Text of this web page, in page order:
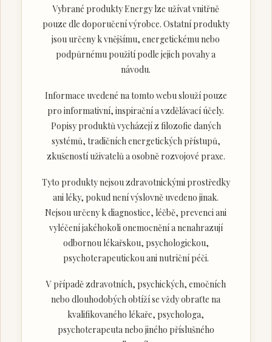
Vybrané produkty Energy lze užívat vnitřně
pouze dle doporučení výrobce. Ostatní produkty
jsou určeny k vnějšímu, energetickému nebo
podpůrnému použití podle jejich povahy a
návodu.
Informace uvedené na tomto webu slouží pouze
pro informativní, inspirační a vzdělávací účely.
Popisy produktů vycházejí z filozofie daných
systémů, tradičních energetických přístupů,
zkušeností uživatelů a osobně rozvojové praxe.
Tyto produkty nejsou zdravotnickými prostředky
ani léky, pokud není výslovně uvedeno jinak.
Nejsou určeny k diagnostice, léčbě, prevenci ani
vyléčení jakéhokoli onemocnění a nenahrazují
odbornou lékařskou, psychologickou,
psychoterapeutickou ani nutriční péči.
V případě zdravotních, psychických, emočních
nebo dlouhodobých obtíží se vždy obraťte na
kvalifikovaného lékaře, psychologa,
psychoterapeuta nebo jiného příslušného